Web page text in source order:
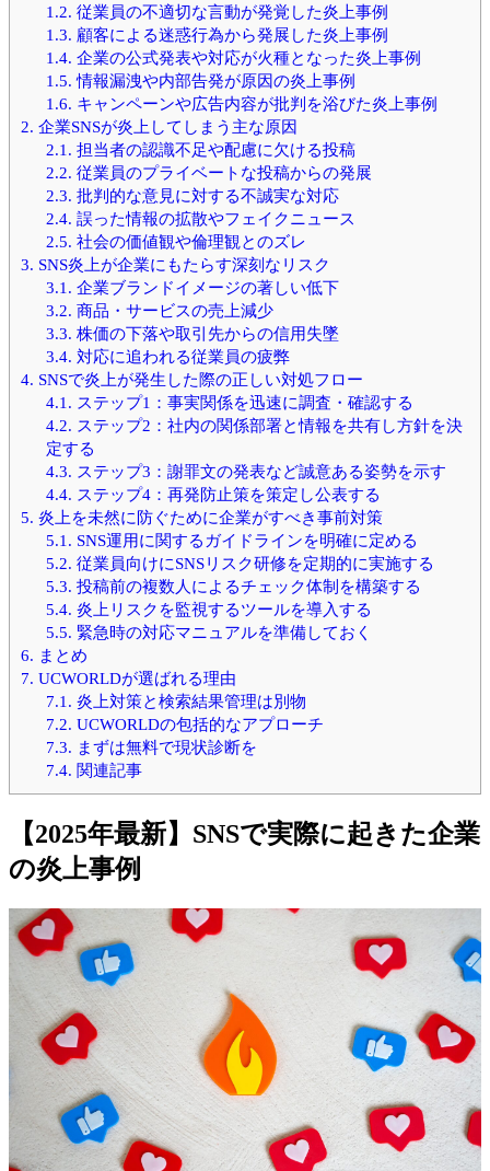
1.2. 従業員の不適切な言動が発覚した炎上事例
1.3. 顧客による迷惑行為から発展した炎上事例
1.4. 企業の公式発表や対応が火種となった炎上事例
1.5. 情報漏洩や内部告発が原因の炎上事例
1.6. キャンペーンや広告内容が批判を浴びた炎上事例
2. 企業SNSが炎上してしまう主な原因
2.1. 担当者の認識不足や配慮に欠ける投稿
2.2. 従業員のプライベートな投稿からの発展
2.3. 批判的な意見に対する不誠実な対応
2.4. 誤った情報の拡散やフェイクニュース
2.5. 社会の価値観や倫理観とのズレ
3. SNS炎上が企業にもたらす深刻なリスク
3.1. 企業ブランドイメージの著しい低下
3.2. 商品・サービスの売上減少
3.3. 株価の下落や取引先からの信用失墜
3.4. 対応に追われる従業員の疲弊
4. SNSで炎上が発生した際の正しい対処フロー
4.1. ステップ1：事実関係を迅速に調査・確認する
4.2. ステップ2：社内の関係部署と情報を共有し方針を決
定する
4.3. ステップ3：謝罪文の発表など誠意ある姿勢を示す
4.4. ステップ4：再発防止策を策定し公表する
5. 炎上を未然に防ぐために企業がすべき事前対策
5.1. SNS運用に関するガイドラインを明確に定める
5.2. 従業員向けにSNSリスク研修を定期的に実施する
5.3. 投稿前の複数人によるチェック体制を構築する
5.4. 炎上リスクを監視するツールを導入する
5.5. 緊急時の対応マニュアルを準備しておく
6. まとめ
7. UCWORLDが選ばれる理由
7.1. 炎上対策と検索結果管理は別物
7.2. UCWORLDの包括的なアプローチ
7.3. まずは無料で現状診断を
7.4. 関連記事
【2025年最新】SNSで実際に起きた企業
の炎上事例